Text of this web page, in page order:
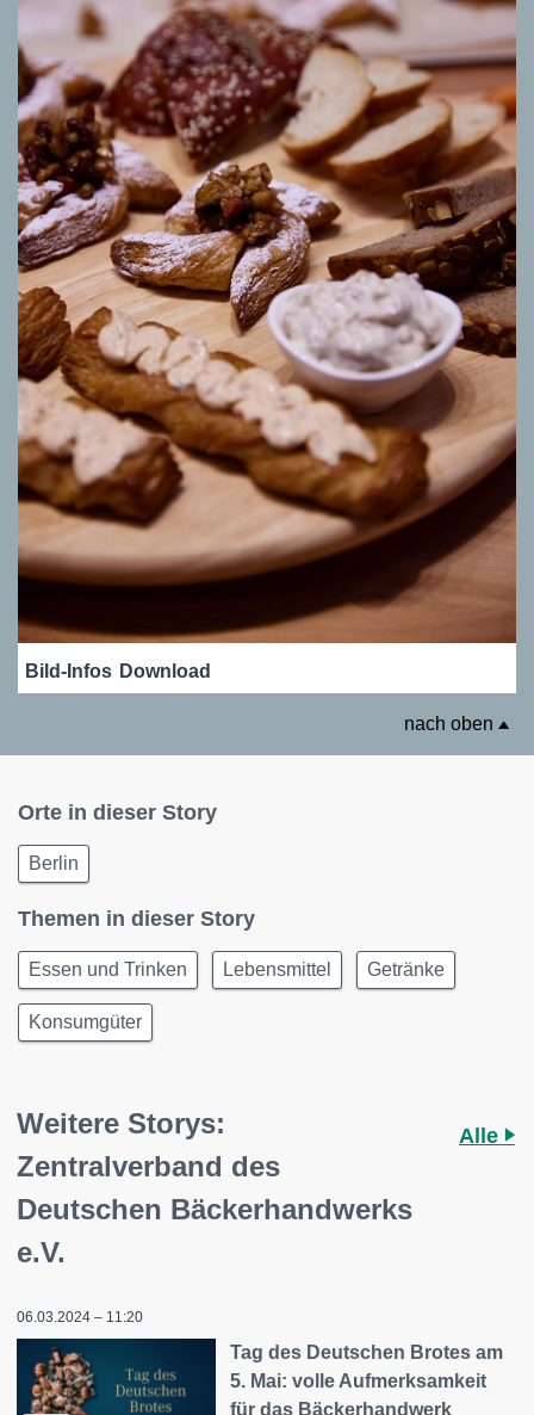
Bild-Infos Download
nach oben
Orte in dieser Story
Berlin
Themen in dieser Story
Essen und Trinken Lebensmittel Getränke
Konsumgüter
Weitere Storys:
Zentralverband des
Deutschen Bäckerhandwerks
e.V.
Alle
06.03.2024 – 11:20
Tag des Deutschen Brotes am
5. Mai: volle Aufmerksamkeit
für das Bäckerhandwerk